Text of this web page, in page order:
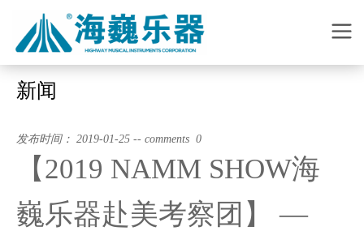
新闻
发布时间： 2019-01-25 -- comments 0
【2019 NAMM SHOW海
巍乐器赴美考察团】 —